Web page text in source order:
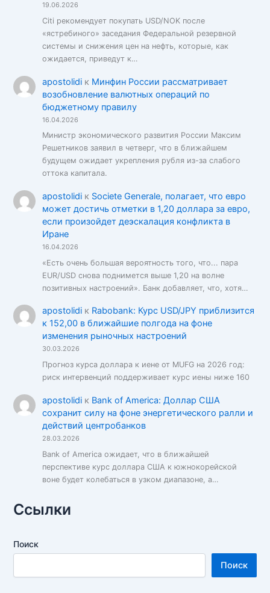
19.06.2026
Citi рекомендует покупать USD/NOK после
«ястребиного» заседания Федеральной резервной
системы и снижения цен на нефть, которые, как
ожидается, приведут к…
apostolidiк Минфин России рассматривает
возобновление валютных операций по
бюджетному правилу
16.04.2026
Министр экономического развития России Максим
Решетников заявил в четверг, что в ближайшем
будущем ожидает укрепления рубля из-за слабого
оттока капитала.
apostolidiк Societe Generale, полагает, что евро
может достичь отметки в 1,20 доллара за евро,
если произойдет деэскалация конфликта в
Иране
16.04.2026
«Есть очень большая вероятность того, что... пара
EUR/USD снова поднимется выше 1,20 на волне
позитивных настроений». Банк добавляет, что, хотя…
apostolidiк Rabobank: Курс USD/JPY приблизится
к 152,00 в ближайшие полгода на фоне
изменения рыночных настроений
30.03.2026
Прогноз курса доллара к иене от MUFG на 2026 год:
риск интервенций поддерживает курс иены ниже 160
apostolidiк Bank of America: Доллар США
сохранит силу на фоне энергетического ралли и
действий центробанков
28.03.2026
Bank of America ожидает, что в ближайшей
перспективе курс доллара США к южнокорейской
воне будет колебаться в узком диапазоне, а…
Ссылки
Поиск
Поиск